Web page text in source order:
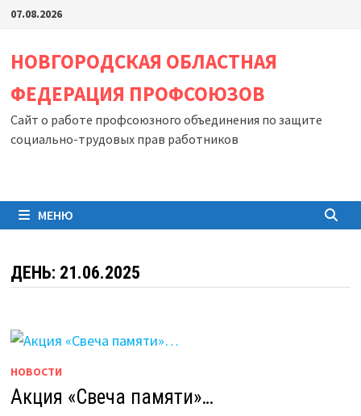
Перейти
содержимому
07.08.2026
НОВГОРОДСКАЯ ОБЛАСТНАЯ
ФЕДЕРАЦИЯ ПРОФСОЮЗОВ
Сайт о работе профсоюзного объединения по защите
социально-трудовых прав работников
МЕНЮ
ДЕНЬ: 21.06.2025
НОВОСТИ
Акция «Свеча памяти»…